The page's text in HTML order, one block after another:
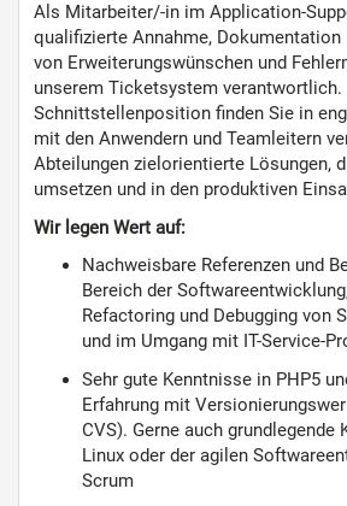
Als Mitarbeiter/-in im Application-
qualifizierte Annahme, Dokumentation
von Erweiterungswünschen und
unserem Ticketsystem verantwortlich.
Schnittstellenposition finden Sie in
mit den Anwendern und Teamleitern
Abteilungen zielorientierte Lösungen,
umsetzen und in den produktiven
Wir legen Wert auf:
Nachweisbare Referenzen und
Bereich der
Refactoring und Debugging von
und im Umgang mit IT-Service-
Sehr gute Kenntnisse in PHP5
Erfahrung mit
CVS). Gerne auch grundlegende
Linux oder der agilen
Scrum